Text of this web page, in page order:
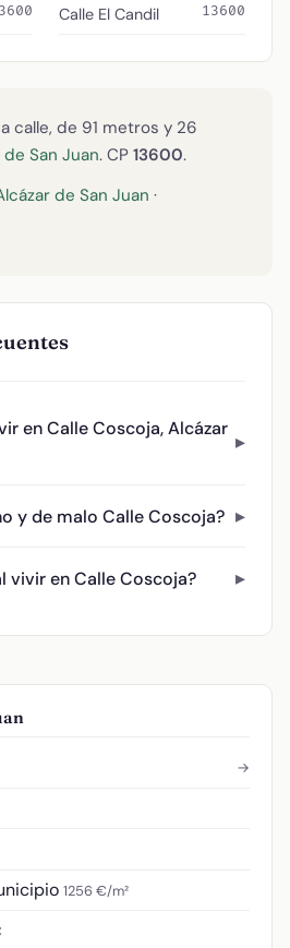
Calle El Candil 13600
calle, de 91 metros y 26
San Juan. CP 13600.
de San Juan ·
en Calle Coscoja, Alcázar
y de malo Calle Coscoja?
vivir en Calle Coscoja?
→
1256 €/m²